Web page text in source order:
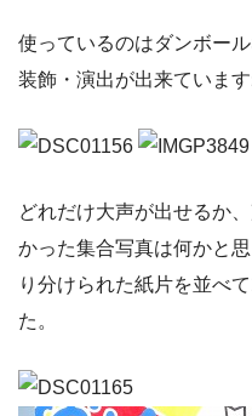
使っているのはダンボー
装飾・演出が出来ています
どれだけ大声が出せるか
かった集合写真は何かと
り分けられた紙片を並べ
た。